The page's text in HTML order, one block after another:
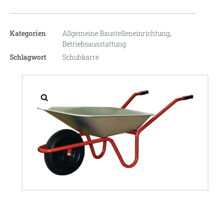
Kategorien Allgemeine Baustelleneinrichtung,
Betriebsausstattung
Schlagwort
Schubkarre